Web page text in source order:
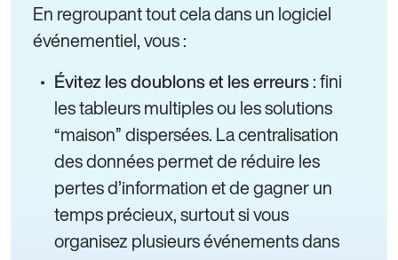
En regroupant tout cela dans un logiciel
événementiel, vous :
Évitez les doublons et les erreurs: fini
les tableurs multiples ou les solutions
“maison” dispersées. La centralisation
des données permet de réduire les
pertes d’information et de gagner un
temps précieux, surtout si vous
organisez plusieurs événements dans